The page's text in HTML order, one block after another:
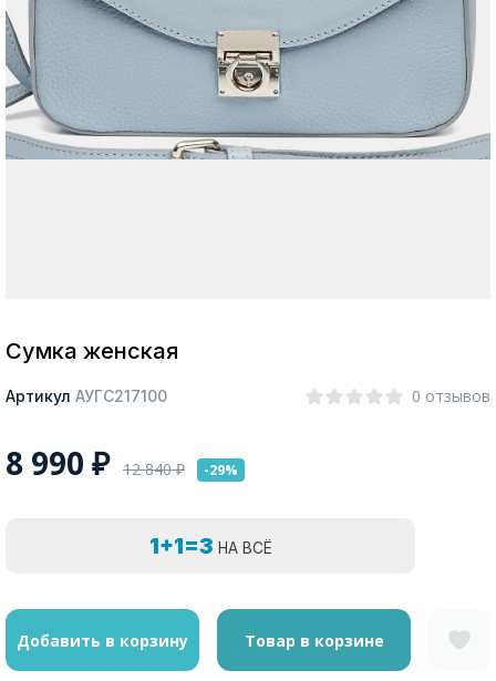
Москва
Сумка женская
Артикул АУГС217100 0 отзывов
8 990 ₽ 12 840₽ -29%
1+1=3 НА ВСЁ
Добавить в корзину Товар в корзине